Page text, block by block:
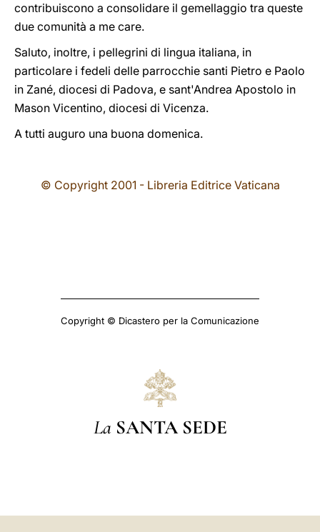
contribuiscono a consolidare il gemellaggio tra queste
due comunità a me care.
Saluto, inoltre, i pellegrini di lingua italiana, in
particolare i fedeli delle parrocchie santi Pietro e Paolo
in Zané, diocesi di Padova, e sant'Andrea Apostolo in
Mason Vicentino, diocesi di Vicenza.
A tutti auguro una buona domenica.
© Copyright 2001 - Libreria Editrice Vaticana
Copyright © Dicastero per la Comunicazione
La SANTA SEDE